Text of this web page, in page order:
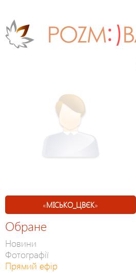
«МІСЬКО_ЦВЄК»
Обране
Новини
Фотографії
Прямий ефір